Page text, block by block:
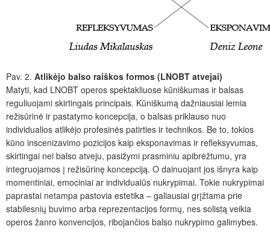
Pav. 2. Atlikėjo balso raiškos formos (LNOBT atvejai)
Matyti, kad LNOBT operos spektakliuose kūniškumas ir balsas
reguliuojami skirtingais principais. Kūniškumą dažniausiai lemia
režisūrinė ir pastatymo koncepcija, o balsas priklauso nuo
individualios atlikėjo profesinės patirties ir technikos. Be to, tokios
kūno inscenizavimo pozicijos kaip eksponavimas ir refleksyvumas,
skirtingai nei balso atveju, pasižymi prasminiu apibrėžtumu, yra
integruojamos į režisūrinę koncepciją. O dainuojant jos išnyra kaip
momentiniai, emociniai ar individualūs nukrypimai. Tokie nukrypimai
paprastai netampa pastovia estetika – galiausiai grįžtama prie
stabilesnių buvimo arba reprezentacijos formų, nes solistą veikia
operos žanro konvencijos, ribojančios balso nukrypimo galimybes.